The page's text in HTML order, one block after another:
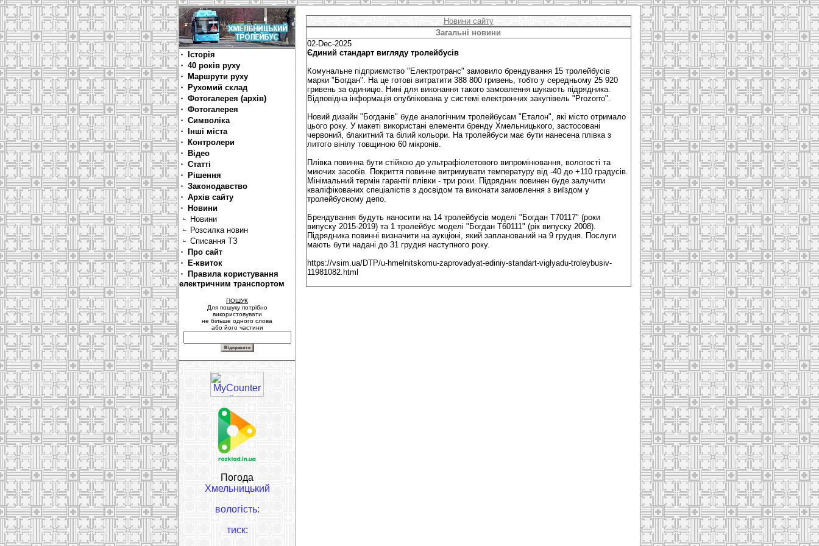
Історія
40 років руху
Маршрути руху
Рухомий склад
Фотогалерея (архів)
Фотогалерея
Символіка
Інші міста
Контролери
Відео
Статті
Рішення
Законодавство
Архів сайту
Новини
Новини
Розсилка новин
Списання ТЗ
Про сайт
Е-квиток
Правила користування
електричним транспортом
ПОШУК
Для пошуку потрібно
використовувати
не більше одного слова
або його частини
Погода
Хмельницький
вологість:
тиск:
Новини сайту
Загальні новини
02-Dec-2025
Єдиний стандарт вигляду тролейбусів
Комунальне підприємство "Електротранс" замовило брендування 15 тролейбусів
марки "Богдан". На це готові витратити 388 800 гривень, тобто у середньому 25 920
гривень за одиницю. Нині для виконання такого замовлення шукають підрядника.
Відповідна інформація опублікована у системі електронних закупівель "Prozorro".
Новий дизайн "Богданів" буде аналогічним тролейбусам "Еталон", які місто отримало
цього року. У макеті використані елементи бренду Хмельницького, застосовані
червоний, блакитний та білий кольори. На тролейбуси має бути нанесена плівка з
литого вінілу товщиною 60 мікронів.
Плівка повинна бути стійкою до ультрафіолетового випромінювання, вологості та
миючих засобів. Покриття повинне витримувати температуру від -40 до +110 градусів.
Мінімальний термін гарантії плівки - три роки. Підрядник повинен буде залучити
кваліфікованих спеціалістів з досвідом та виконати замовлення з виїздом у
тролейбусному депо.
Брендування будуть наносити на 14 тролейбусів моделі "Богдан Т70117" (роки
випуску 2015-2019) та 1 тролейбус моделі "Богдан Т60111" (рік випуску 2008).
Підрядника повинні визначити на аукціоні, який запланований на 9 грудня. Послуги
мають бути надані до 31 грудня наступного року.
https://vsim.ua/DTP/u-hmelnitskomu-zaprovadyat-ediniy-standart-viglyadu-troleybusiv-
11981082.html